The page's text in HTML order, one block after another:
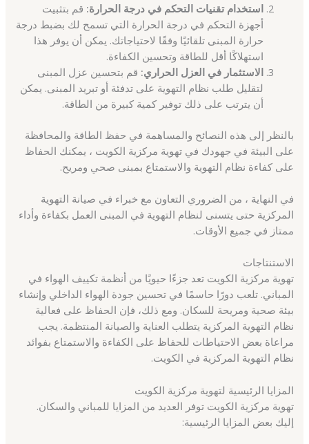
استخدام تقنيات التحكم في درجة الحرارة: قم بتثبيت
أجهزة التحكم في درجة الحرارة التي تسمح لك بضبط درجة
حرارة المبنى تلقائيًا وفقًا لاحتياجاتك. يمكن أن يوفر هذا
استهلاكًا أقل للطاقة وتحسين الكفاءة.
الاستثمار في العزل الحراري: قم بتحسين عزل المبنى
لتقليل طلب نظام التهوية على تدفئة أو تبريد المبنى. يمكن
أن يترتب على ذلك توفير كمية كبيرة من الطاقة.
بالنظر إلى هذه النصائح والمساهمة في حفظ الطاقة والمحافظة
على البيئة في جهودك في تهوية مركزية الكويت ، يمكنك الحفاظ
على كفاءة نظام التهوية والاستمتاع بمبنى صحي ومريح.
في النهاية ، من الضروري التعاون مع خبراء في صيانة التهوية
المركزية حتى يتسنى لنظام التهوية في المبنى العمل بكفاءة وأداء
ممتاز في جميع الأوقات.
الاستنتاجات
تهوية مركزية الكويت تعد جزءًا حيويًا من أنظمة تكييف الهواء في
المباني. تلعب دورًا حاسمًا في تحسين جودة الهواء الداخلي وإنشاء
بيئة صحية ومريحة للسكان. ومع ذلك، فإن الحفاظ على فعالية
نظام التهوية المركزية يتطلب العناية والصيانة المنتظمة. يجب
مراعاة بعض الاحتياطات للحفاظ على الكفاءة والاستمتاع بفوائد
نظام التهوية المركزية في الكويت.
المزايا الرئيسية لتهوية مركزية الكويت
تهوية مركزية الكويت توفر العديد من المزايا للمباني والسكان.
إليك بعض المزايا الرئيسية: